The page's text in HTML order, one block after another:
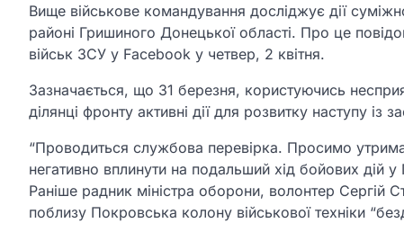
Вище військове командування досліджує дії
районі Гришиного Донецької області. Про це
військ ЗСУ у Facebook у четвер, 2 квітня.
Зазначається, що 31 березня, користуючись
ділянці фронту активні дії для розвитку наступу із
“Проводиться службова перевірка. Просимо
негативно вплинути на подальший хід бойових дій
Раніше радник міністра оборони, волонтер Сергій
поблизу Покровська колону військової техніки